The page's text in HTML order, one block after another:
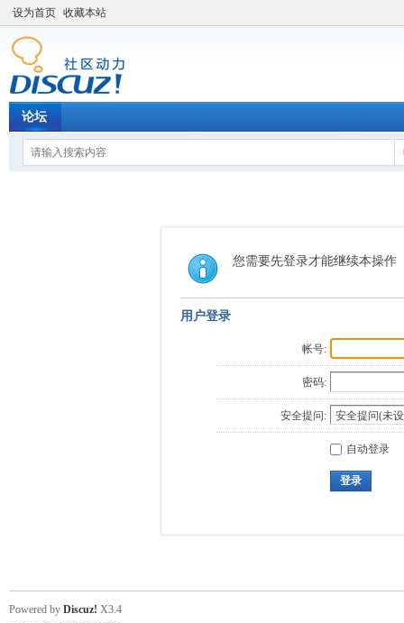
设为首页 收藏本站
论坛
您需要先登录才能继续本操作
用户登录
帐号:
密码:
安全提问:
自动登录
登录
Powered by Discuz! X3.4